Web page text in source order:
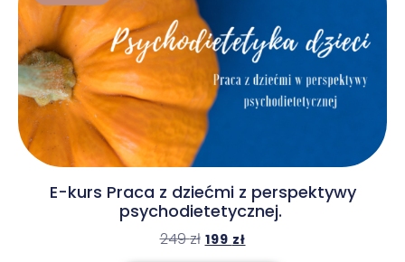
E-kurs Praca z dziećmi z perspektywy
psychodietetycznej.
249zł 199 zł